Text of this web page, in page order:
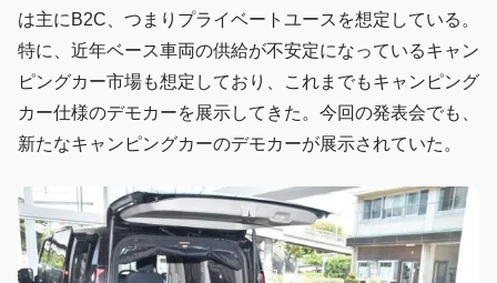
は主にB2C、つまりプライベートユースを想定している。
特に、近年ベース車両の供給が不安定になっているキャン
ピングカー市場も想定しており、これまでもキャンピング
カー仕様のデモカーを展示してきた。今回の発表会でも、
新たなキャンピングカーのデモカーが展示されていた。